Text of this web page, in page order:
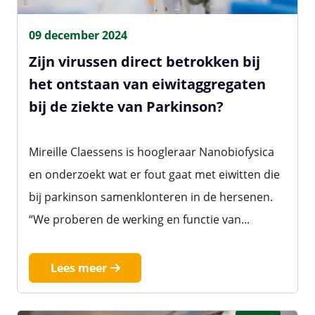
09 december 2024
Zijn virussen direct betrokken bij
het ontstaan van eiwitaggregaten
bij de ziekte van Parkinson?
Mireille Claessens is hoogleraar Nanobiofysica
en onderzoekt wat er fout gaat met eiwitten die
bij parkinson samenklonteren in de hersenen.
“We proberen de werking en functie van...
Lees meer